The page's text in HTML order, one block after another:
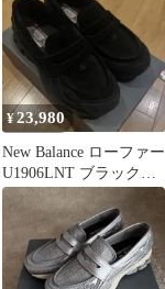
¥23,980
New Balance ローファー
U1906LNT ブラック
23.5cm